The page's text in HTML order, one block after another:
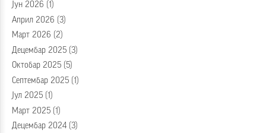
Јун 2026 (1)
Април 2026 (3)
Март 2026 (2)
Децембар 2025 (3)
Октобар 2025 (5)
Септембар 2025 (1)
Јул 2025 (1)
Март 2025 (1)
Децембар 2024 (3)